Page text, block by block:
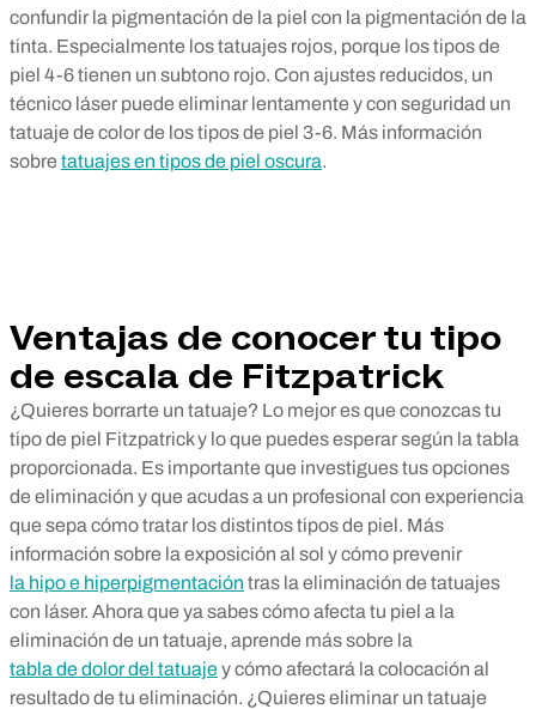
confundir la pigmentación de la piel con la pigmentación de la
tinta. Especialmente los tatuajes rojos, porque los tipos de
piel 4-6 tienen un subtono rojo. Con ajustes reducidos, un
técnico láser puede eliminar lentamente y con seguridad un
tatuaje de color de los tipos de piel 3-6. Más información
sobre tatuajes en tipos de piel oscura.
Ventajas de conocer tu tipo
de escala de Fitzpatrick
¿Quieres borrarte un tatuaje? Lo mejor es que conozcas tu
tipo de piel Fitzpatrick y lo que puedes esperar según la tabla
proporcionada. Es importante que investigues tus opciones
de eliminación y que acudas a un profesional con experiencia
que sepa cómo tratar los distintos tipos de piel. Más
información sobre la exposición al sol y cómo prevenir
la hipo e hiperpigmentación tras la eliminación de tatuajes
con láser. Ahora que ya sabes cómo afecta tu piel a la
eliminación de un tatuaje, aprende más sobre la
tabla de dolor del tatuajey cómo afectará la colocación al
resultado de tu eliminación. ¿Quieres eliminar un tatuaje